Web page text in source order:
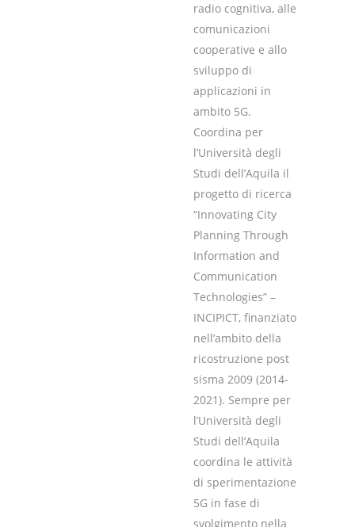
radio cognitiva, alle
comunicazioni
cooperative e allo
sviluppo di
applicazioni in
ambito 5G.
Coordina per
l’Università degli
Studi dell’Aquila il
progetto di ricerca
“Innovating City
Planning Through
Information and
Communication
Technologies” –
INCIPICT, finanziato
nell’ambito della
ricostruzione post
sisma 2009 (2014-
2021). Sempre per
l’Università degli
Studi dell’Aquila
coordina le attività
di sperimentazione
5G in fase di
svolgimento nella